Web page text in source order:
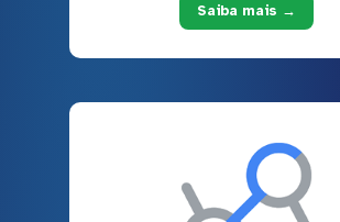
Saiba mais →